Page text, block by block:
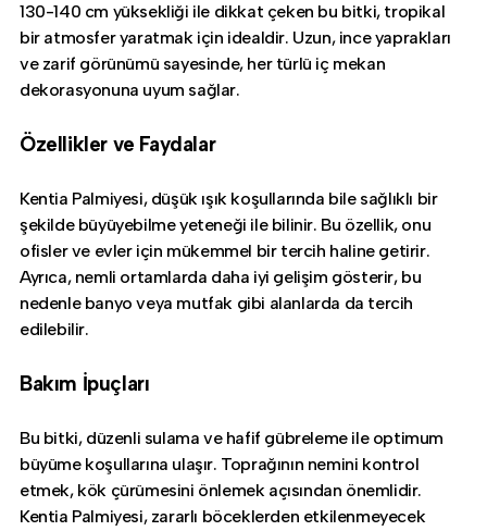
130-140 cm yüksekliği ile dikkat çeken bu bitki, tropikal
bir atmosfer yaratmak için idealdir. Uzun, ince yaprakları
ve zarif görünümü sayesinde, her türlü iç mekan
dekorasyonuna uyum sağlar.
Özellikler ve Faydalar
Kentia Palmiyesi, düşük ışık koşullarında bile sağlıklı bir
şekilde büyüyebilme yeteneği ile bilinir. Bu özellik, onu
ofisler ve evler için mükemmel bir tercih haline getirir.
Ayrıca, nemli ortamlarda daha iyi gelişim gösterir, bu
nedenle banyo veya mutfak gibi alanlarda da tercih
edilebilir.
Bakım İpuçları
Bu bitki, düzenli sulama ve hafif gübreleme ile optimum
büyüme koşullarına ulaşır. Toprağının nemini kontrol
etmek, kök çürümesini önlemek açısından önemlidir.
Kentia Palmiyesi, zararlı böceklerden etkilenmeyecek